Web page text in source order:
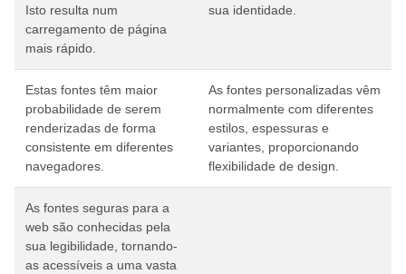
Isto resulta num
carregamento de página
mais rápido.
sua identidade.
Estas fontes têm maior
probabilidade de serem
renderizadas de forma
consistente em diferentes
navegadores.
As fontes personalizadas vêm
normalmente com diferentes
estilos, espessuras e
variantes, proporcionando
flexibilidade de design.
As fontes seguras para a
web são conhecidas pela
sua legibilidade, tornando-
as acessíveis a uma vasta